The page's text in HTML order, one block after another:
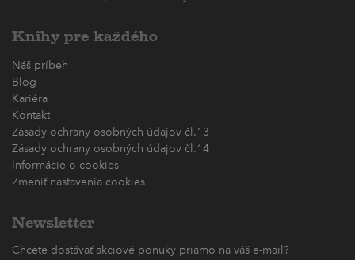
Knihy pre každého
Náš príbeh
Blog
Kariéra
Kontakt
Zásady ochrany osobných údajov čl.13
Zásady ochrany osobných údajov čl.14
Informácie o cookies
Zmeniť nastavenia cookies
Newsletter
Chcete dostávať akciové ponuky priamo na váš e-mail?